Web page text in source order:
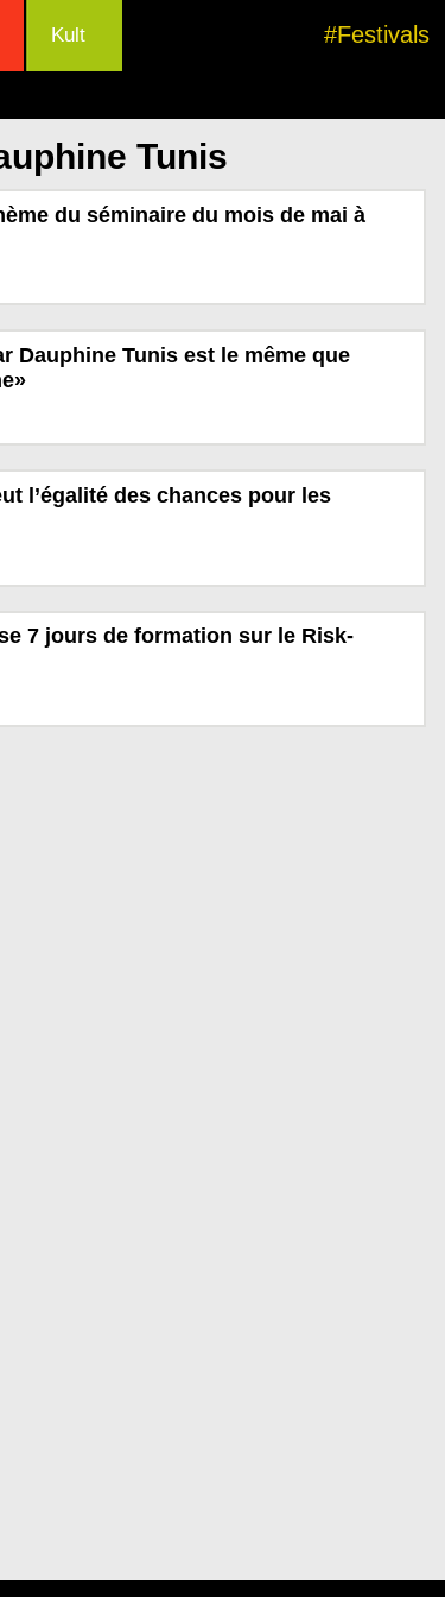
Kult #Festivals
Tunis
du séminaire du mois de mai à
Dauphine Tunis est le même que
l’égalité des chances pour les
7 jours de formation sur le Risk-